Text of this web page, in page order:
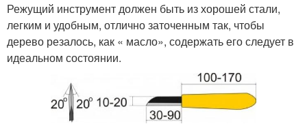
Режущий инструмент должен быть из хорошей стали,
легким и удобным, отлично заточенным так, чтобы
дерево резалось, как « масло», содержать его следует в
идеальном состоянии.